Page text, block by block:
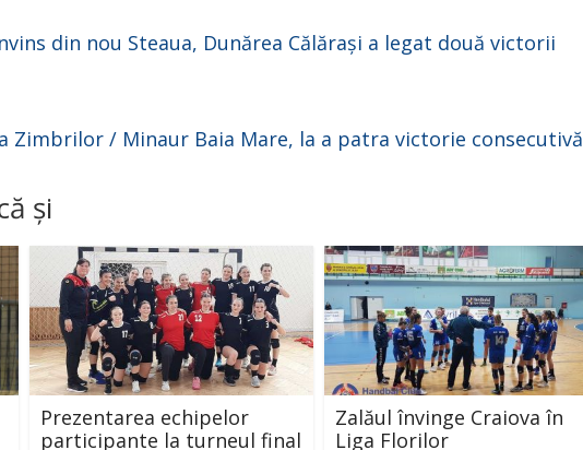
din nou Steaua, Dunărea Călărași a legat două victorii
Zimbrilor / Minaur Baia Mare, la a patra victorie consecutivă
și
Prezentarea echipelor
participante la turneul final
Zalăul învinge Craiova în
Liga Florilor